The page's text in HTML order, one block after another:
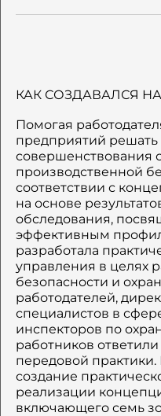
КАК СОЗДАВАЛСЯ
Помогая
предприятий
совершенствования
производственной
соответствии с
на основе
обследования,
эффективным
разработала
управления в целях
безопасности и
работодателей,
специалистов в
инспекторов по
работников
передовой
создание
реализации
включающего семь